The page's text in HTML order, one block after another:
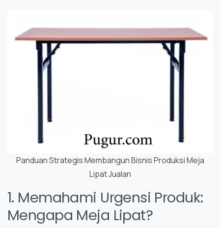
Panduan Strategis Membangun Bisnis Produksi Meja
Lipat Jualan
1. Memahami Urgensi Produk:
Mengapa Meja Lipat?